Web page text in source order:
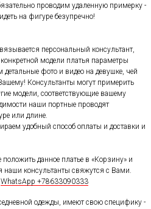
проводим удаленную примерку -
на фигуре безупречно!
персональный консультант,
модели платья параметры
фото и видео на девушке, чей
Консультанты могут примерить
модели, соответствующие вашему
наши портные проводят
или длине.
удобный способ оплаты и доставки и
данное платье в «Корзину» и
консультанты свяжутся с Вами.
WhatsApp +78633090333
одежды, имеют свою специфику -